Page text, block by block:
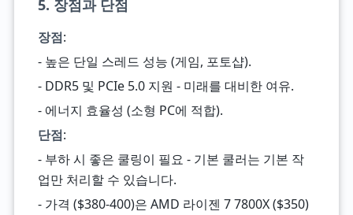
5. 장점과 단점
장점:
- 높은 단일 스레드 성능 (게임, 포토샵).
- DDR5 및 PCIe 5.0 지원 - 미래를 대비한 여유.
- 에너지 효율성 (소형 PC에 적합).
단점:
- 부하 시 좋은 쿨링이 필요 - 기본 쿨러는 기본 작
업만 처리할 수 있습니다.
- 가격 ($380-400)은 AMD 라이젠 7 7800X ($350)